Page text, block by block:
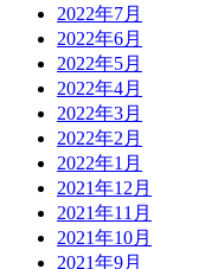
2022年7月
2022年6月
2022年5月
2022年4月
2022年3月
2022年2月
2022年1月
2021年12月
2021年11月
2021年10月
2021年9月